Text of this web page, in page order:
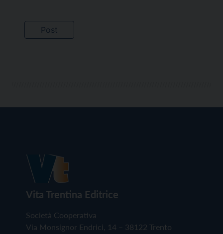
Vita Trentina Editrice
Società Cooperativa
Via Monsignor Endrici, 14 – 38122 Trento